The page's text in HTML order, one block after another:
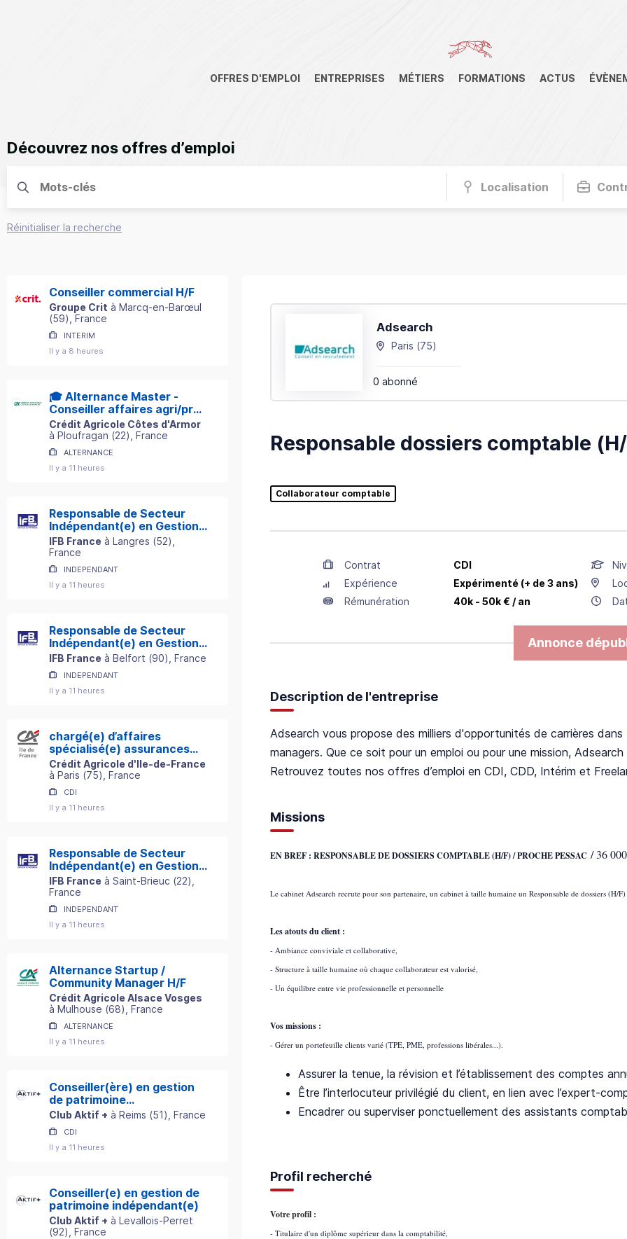
OFFRES D'EMPLOI ENTREPRISES MÉTIERS FORMATIONS ACTUS
Découvrez nos offres d’emploi
Localisation
Réinitialiser la recherche
Conseiller commercial H/F
Groupe Crit à Marcq-en-Barœul
(59) , France
INTERIM
Il y a 8 heures
🎓 Alternance Master -
Conseiller affaires agri/pro
H/F
Crédit Agricole Côtes d'Armor
à Ploufragan (22) , France
ALTERNANCE
Il y a 11 heures
Responsable de Secteur
Indépendant(e) en Gestion
de Patrimoine
IFB France à Langres (52)
France
INDEPENDANT
Il y a 11 heures
Responsable de Secteur
Indépendant(e) en Gestion
de Patrimoine
IFB France à Belfort (90) , France
INDEPENDANT
Il y a 11 heures
chargé(e) d’affaires
spécialisé(e) assurances
professionnelles h/f
Crédit Agricole d'Ile-de-France
à Paris (75) , France
CDI
Il y a 11 heures
Responsable de Secteur
Indépendant(e) en Gestion
de Patrimoine
IFB France à Saint-Brieuc (22)
France
INDEPENDANT
Il y a 11 heures
Alternance Startup /
Community Manager H/F
Crédit Agricole Alsace Vosges
à Mulhouse (68) , France
ALTERNANCE
Il y a 11 heures
Conseiller(ère) en gestion
de patrimoine
indépendant(e)
Club Aktif + à Reims (51) , France
CDI
Il y a 11 heures
Conseiller(e) en gestion de
patrimoine indépendant(e)
Club Aktif + à Levallois-Perret
(92) , France
Adsearch
Paris (75)
0 abonné
Responsable dossiers comptable
Collaborateur comptable
Contrat CDI
Expérience
Expérimenté (+ de 3 ans)
Rémunération
40k - 50k € / an
Annonce
Description de l'entreprise
Adsearch vous propose des milliers d'opportunités de carrières
managers. Que ce soit pour un emploi ou pour une mission,
Retrouvez toutes nos offres d’emploi en CDI, CDD, Intérim et
Missions
EN BREF : RESPONSABLE DE DOSSIERS COMPTABLE (H/F) / PROCHE PESSAC / 36
Le cabinet Adsearch recrute pour son partenaire, un cabinet à taille humaine un Responsable de dossiers (H/
Les atouts du client :
- Ambiance conviviale et collaborative,
- Structure à taille humaine où chaque collaborateur est valorisé,
- Un équilibre entre vie professionnelle et personnelle
Vos missions :
- Gérer un portefeuille clients varié (TPE, PME, professions libérales...).
Assurer la tenue, la révision et l’établissement des comptes
Être l’interlocuteur privilégié du client, en lien avec l’expert-
Encadrer ou superviser ponctuellement des assistants
Profil recherché
Votre profil :
- Titulaire d'un diplôme supérieur dans la comptabilité,